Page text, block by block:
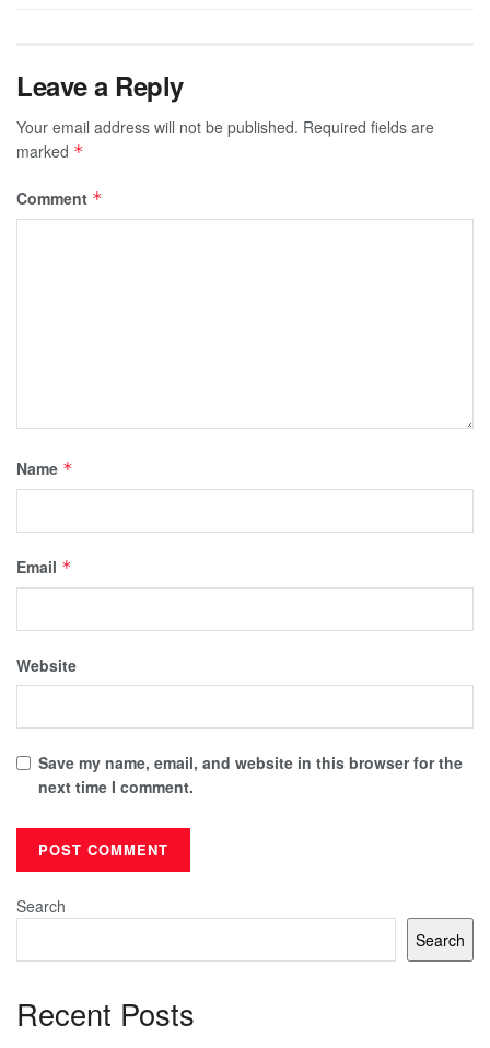
Leave a Reply
Your email address will not be published. Required fields are
marked *
Comment *
Name *
Email *
Website
Save my name, email, and website in this browser for the
next time I comment.
Search
Search
Recent Posts